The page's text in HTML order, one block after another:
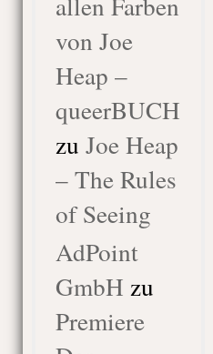
von Joe
Heap –
queerBUCH
zu Joe Heap
– The Rules
of Seeing
AdPoint
GmbH zu
Premiere